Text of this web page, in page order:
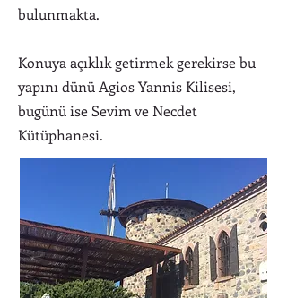
bulunmakta.
Konuya açıklık getirmek gerekirse bu
yapını dünü Agios Yannis Kilisesi,
bugünü ise Sevim ve Necdet
Kütüphanesi.